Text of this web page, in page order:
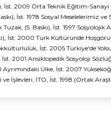
İst. 2009 Orta Teknik Eğitim-Sanayi
İst. 1978 Sosyal Meselelerimiz
(5. Baskı), İst. 1997 Sosyolojik
İst. 2000 Türk Kültüründe
İst. 2005 Türkiye'de
2001 Ansiklopedik Sosyoloji
Ülke, İst. 2007
ve İşlevleri, İTO, İst. 1998 (Ortak